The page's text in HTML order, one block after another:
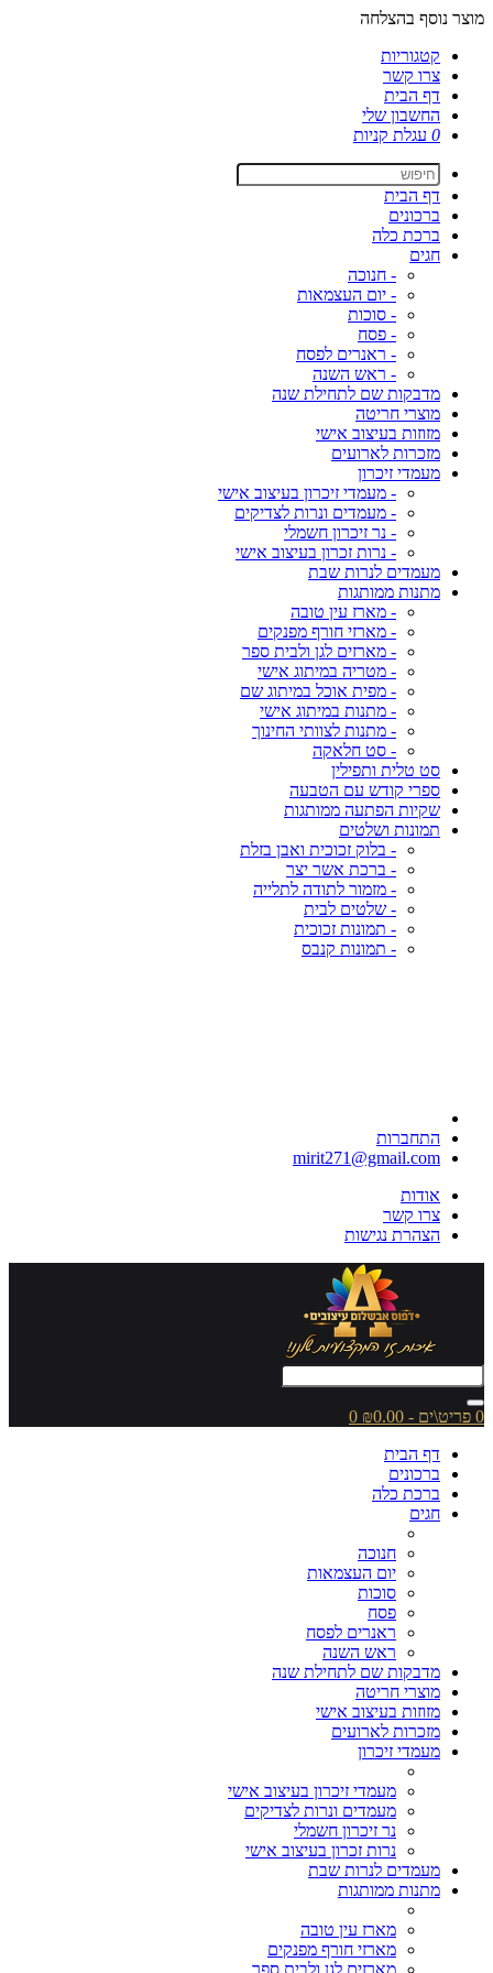
מוצר נוסף בהצלחה
קטגוריות
צרו קשר
דף הבית
החשבון שלי
0 עגלת קניות
דף הבית
ברכונים
ברכת כלה
חגים
- חנוכה
- יום העצמאות
- סוכות
- פסח
- ראנרים לפסח
- ראש השנה
מדבקות שם לתחילת שנה
מוצרי חריטה
מזוזות בעיצוב אישי
מזכרות לארועים
מעמדי זיכרון
- מעמדי זיכרון בעיצוב אישי
- מעמדים ונרות לצדיקים
- נר זיכרון חשמלי
- נרות זכרון בעיצוב אישי
מעמדים לנרות שבת
מתנות ממותגות
- מארז עין טובה
- מארזי חורף מפנקים
- מארזים לגן ולבית ספר
- מטריה במיתוג אישי
- מפית אוכל במיתוג שם
- מתנות במיתוג אישי
- מתנות לצוותי החינוך
- סט חלאקה
סט טלית ותפילין
ספרי קודש עם הטבעה
שקיות הפתעה ממותגות
תמונות ושלטים
- בלוק זכוכית ואבן בזלת
- ברכת אשר יצר
- מזמור לתודה לתלייה
- שלטים לבית
- תמונות זכוכית
- תמונות קנבס
התחברות
mirit271@gmail.com
אודות
צרו קשר
הצהרת נגישות
0 פריט\ים - ₪0.00
0
דף הבית
ברכונים
ברכת כלה
חגים
חנוכה
יום העצמאות
סוכות
פסח
ראנרים לפסח
ראש השנה
מדבקות שם לתחילת שנה
מוצרי חריטה
מזוזות בעיצוב אישי
מזכרות לארועים
מעמדי זיכרון
מעמדי זיכרון בעיצוב אישי
מעמדים ונרות לצדיקים
נר זיכרון חשמלי
נרות זכרון בעיצוב אישי
מעמדים לנרות שבת
מתנות ממותגות
מארז עין טובה
מארזי חורף מפנקים
מארזים לגן ולבית ספר